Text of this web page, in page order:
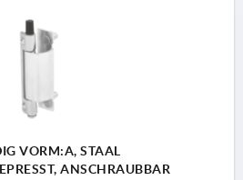
VORM:A, STAAL
ANSCHRAUBBAR